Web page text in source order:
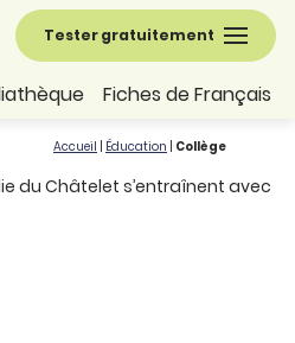
Tester gratuitement
Fiches de Français
Accueil Éducation Collège
du Châtelet s’entraînent avec